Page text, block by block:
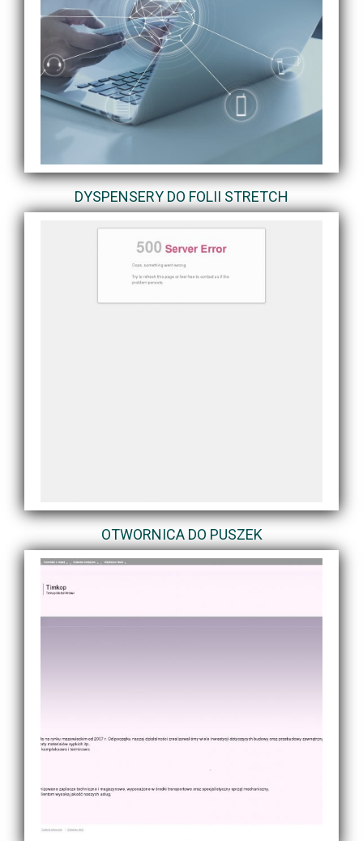
DYSPENSERY DO FOLII STRETCH
OTWORNICA DO PUSZEK